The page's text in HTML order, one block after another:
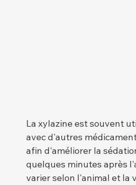
La xylazine est souvent
avec d'autres
afin d'améliorer la
quelques minutes après
varier selon l'animal et la